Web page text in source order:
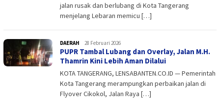
jalan rusak dan berlubang di Kota Tangerang
menjelang Lebaran memicu […]
DAERAH admin
28 Februari 2026
PUPR Tambal Lubang dan Overlay, Jalan M.H.
Thamrin Kini Lebih Aman Dilalui
KOTA TANGERANG, LENSABANTEN.CO.ID — Pemerintah
Kota Tangerang merampungkan perbaikan jalan di
Flyover Cikokol, Jalan Raya […]